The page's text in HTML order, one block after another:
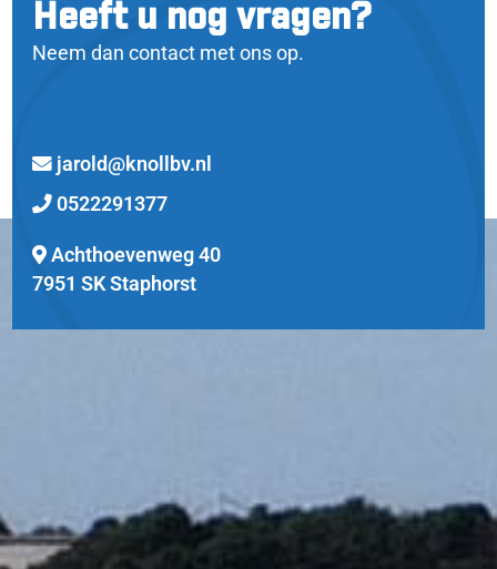
Heeft u nog vragen?
Neem dan contact met ons op.
jarold@knollbv.nl
0522291377
Achthoevenweg 40
7951 SK Staphorst